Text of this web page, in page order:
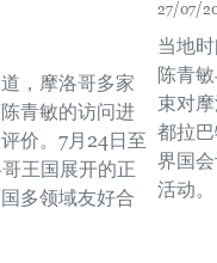
，摩洛哥多家
青敏的访问进
价。7月24日至
王国展开的正
多领域友好合
27/07/
当地
陈青
束对
都拉
界国
活动。